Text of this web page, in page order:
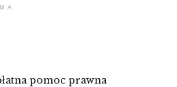
pomoc prawna